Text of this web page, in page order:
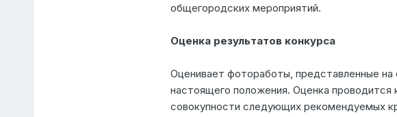
общегородских мероприятий.
Оценка результатов конкурса
Оценивает фотоработы, представленные
настоящего положения. Оценка
совокупности следующих рекомендуемых